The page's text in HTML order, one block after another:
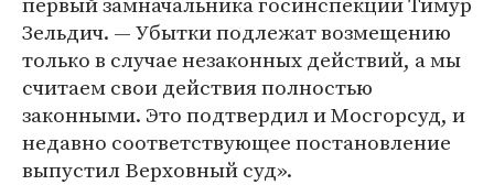
Зельдич. — Убытки подлежат возмещению
только в случае незаконных действий, а мы
считаем свои действия полностью
законными. Это подтвердил и Мосгорсуд, и
недавно соответствующее постановление
выпустил Верховный суд».